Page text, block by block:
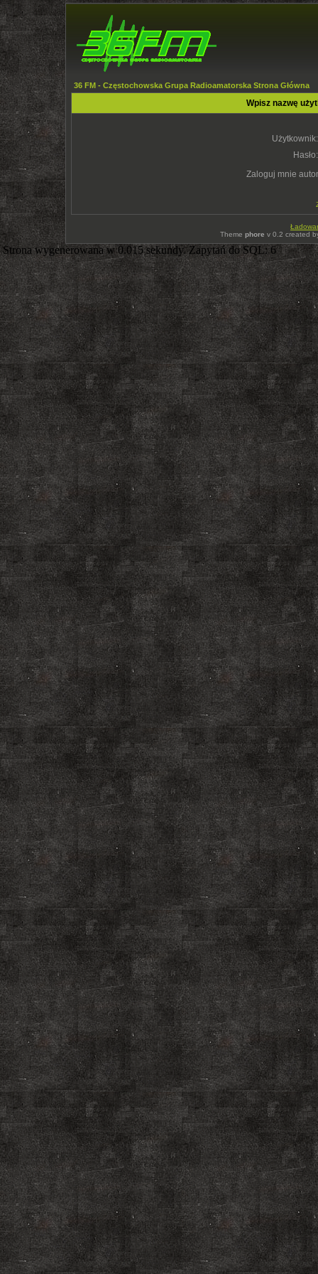
36 FM - Częstochowska Grupa Radioamatorska Strona Główna
Wpisz nazwę
Użytkownik:
Hasło:
Zaloguj mnie
Theme phore v 0.2 created
Strona wygenerowana w 0.015 sekundy. Zapytań do SQL: 6